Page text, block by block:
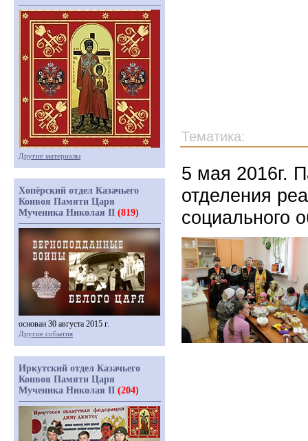
Тематика:
5 мая 2016г.
отделения
социального
Другие материалы
Хопёрский отдел Казачьего
Конвоя Памяти Царя
Мученика Николая II (819)
основан 30 августа 2015 г.
Другие события
Иркутский отдел Казачьего
Конвоя Памяти Царя
Мученика Николая II (204)